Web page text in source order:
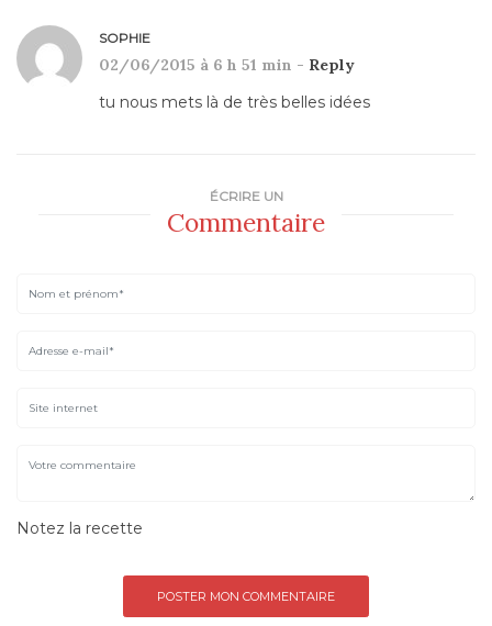
SOPHIE
02/06/2015 à 6 h 51 min - Reply
tu nous mets là de très belles idées
ÉCRIRE UN
Commentaire
Notez la recette